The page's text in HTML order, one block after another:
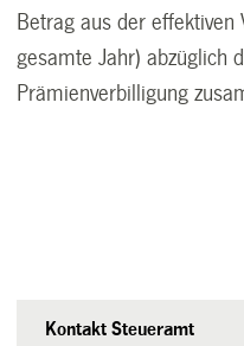
Betrag aus der
gesamte Jahr) abzüglich
Prämienverbilligung
Kontakt Steueramt